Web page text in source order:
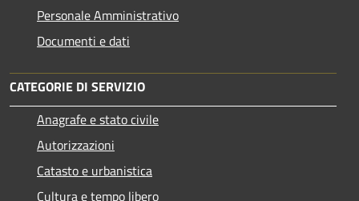
Personale Amministrativo
Documenti e dati
CATEGORIE DI SERVIZIO
Anagrafe e stato civile
Autorizzazioni
Catasto e urbanistica
Cultura e tempo libero